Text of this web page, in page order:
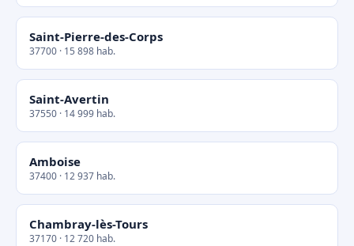
Saint-Pierre-des-Corps
37700 · 15 898 hab.
Saint-Avertin
37550 · 14 999 hab.
Amboise
37400 · 12 937 hab.
Chambray-lès-Tours
37170 · 12 720 hab.